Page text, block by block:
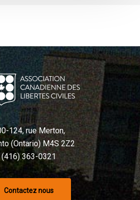
124, rue Merton,
(Ontario) M4S 2Z2
(416) 363-0321
Contactez nous